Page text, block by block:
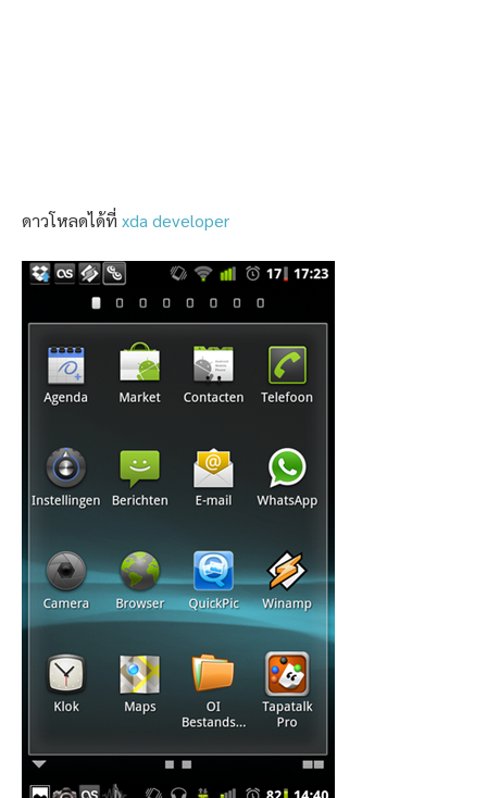
ดาวโหลดได้ที่ xda developer